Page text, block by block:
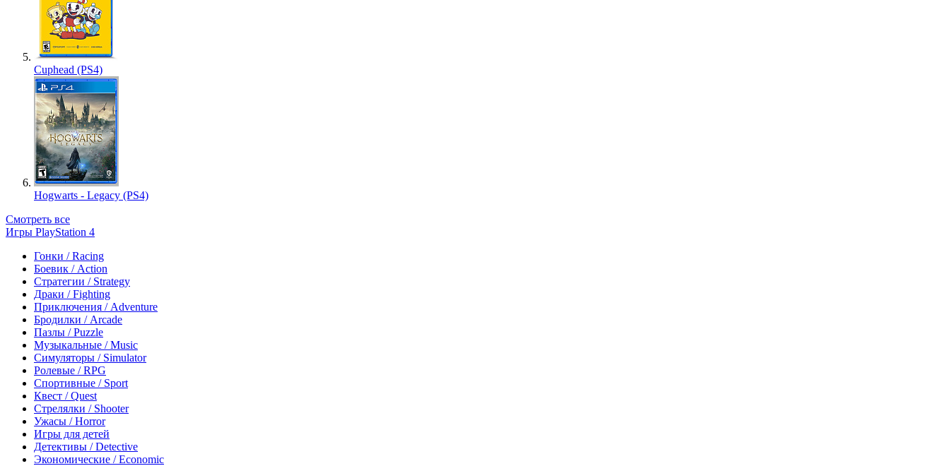
Cuphead (PS4)
Hogwarts - Legacy (PS4)
Смотреть все
Игры PlayStation 4
Гонки / Racing
Боевик / Action
Стратегии / Strategy
Драки / Fighting
Приключения / Adventure
Бродилки / Arcade
Пазлы / Puzzle
Музыкальные / Music
Симуляторы / Simulator
Ролевые / RPG
Спортивные / Sport
Квест / Quest
Стрелялки / Shooter
Ужасы / Horror
Игры для детей
Детективы / Detective
Экономические / Economic